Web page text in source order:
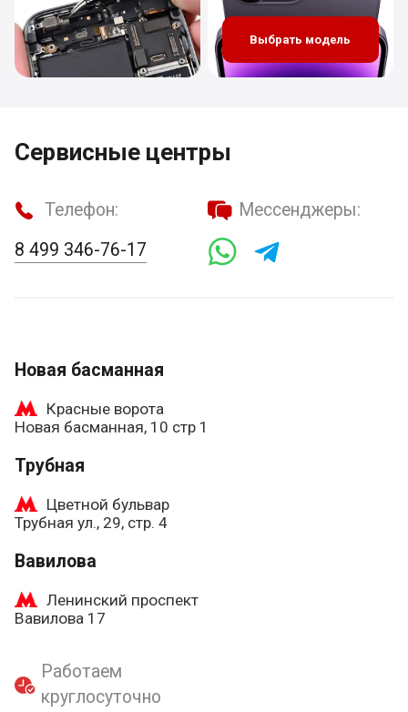
Выбрать модель
Сервисные центры
Телефон:
8 499 346-76-17
Мессенджеры:
Новая басманная
Красные ворота
Новая басманная, 10 стр 1
Трубная
Цветной бульвар
Трубная ул., 29, стр. 4
Вавилова
Ленинский проспект
Вавилова 17
Работаем
круглосуточно